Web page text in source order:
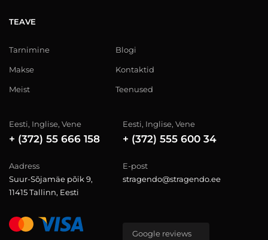
TEAVE
Tarnimine
Makse
Meist
Blogi
Kontaktid
Teenused
Eesti, Inglise, Vene
+ (372) 55 666 158
Eesti, Inglise, Vene
+ (372) 555 600 34
Aadress
Suur-Sõjamäe põik 9,
11415 Tallinn, Eesti
E-post
stragendo@stragendo.ee
Google reviews